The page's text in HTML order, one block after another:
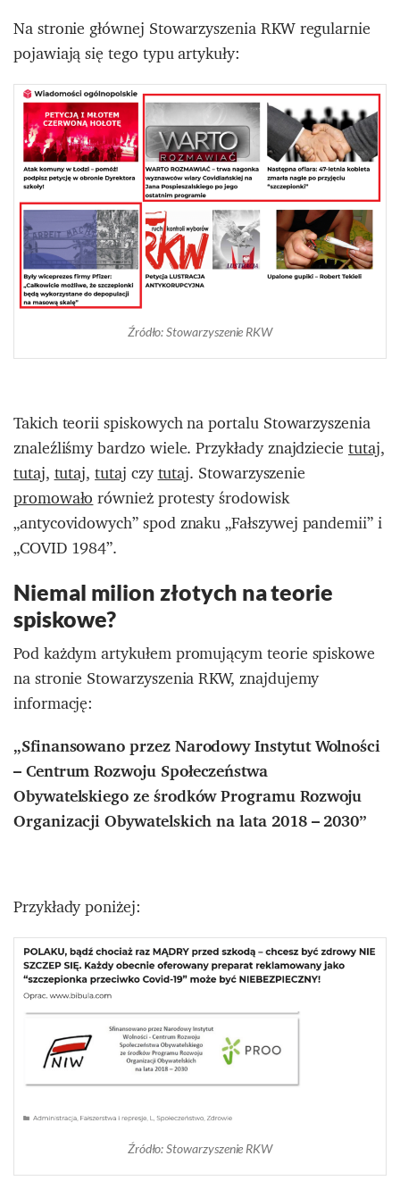
Na stronie głównej Stowarzyszenia RKW regularnie
pojawiają się tego typu artykuły:
Źródło: Stowarzyszenie RKW
Takich teorii spiskowych na portalu Stowarzyszenia
znaleźliśmy bardzo wiele. Przykłady znajdziecietutaj,
tutaj,tutaj,tutajczytutaj. Stowarzyszenie
promowałorównież protesty środowisk
„antycovidowych” spod znaku „Fałszywej pandemii” i
„COVID 1984”.
Niemal milion złotych na teorie
spiskowe?
Pod każdym artykułem promującym teorie spiskowe
na stronie Stowarzyszenia RKW, znajdujemy
informację:
„Sfinansowano przez Narodowy Instytut Wolności
– Centrum Rozwoju Społeczeństwa
Obywatelskiego ze środków Programu Rozwoju
Organizacji Obywatelskich na lata 2018 – 2030”
Przykłady poniżej:
Źródło: Stowarzyszenie RKW